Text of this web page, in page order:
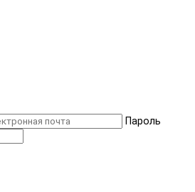
Пароль